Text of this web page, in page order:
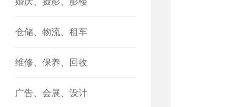
仓储、物流、租车
维修、保养、回收
广告、会展、设计